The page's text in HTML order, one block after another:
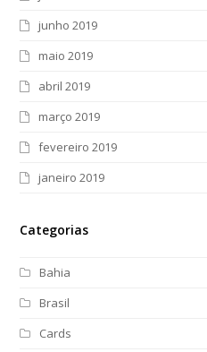
junho 2019
maio 2019
abril 2019
março 2019
fevereiro 2019
janeiro 2019
Categorias
Bahia
Brasil
Cards